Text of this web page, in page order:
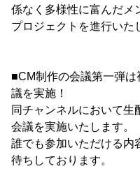
係なく多様性に富んだメ
プロジェクトを進行いた
■CM制作の会議第一弾
議を実施！
同チャンネルにおいて生
会議を実施いたします。
誰でも参加いただける内
待ちしております。